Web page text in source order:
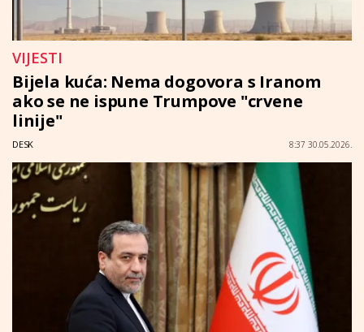
VIJESTI
Bijela kuća: Nema dogovora s Iranom
ako se ne ispune Trumpove "crvene
linije"
DESK 8:37 30.05.2026.